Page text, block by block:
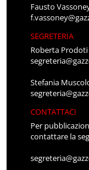
Fausto
SEGRETERIA
Roberta Prodoti
Stefania
CONTATTACI
Per
contattare la